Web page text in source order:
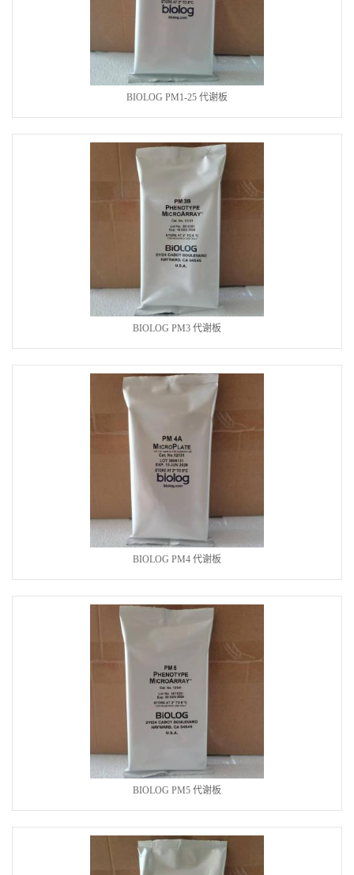
BIOLOG PM1-25 代谢板
BIOLOG PM3 代谢板
BIOLOG PM4 代谢板
BIOLOG PM5 代谢板